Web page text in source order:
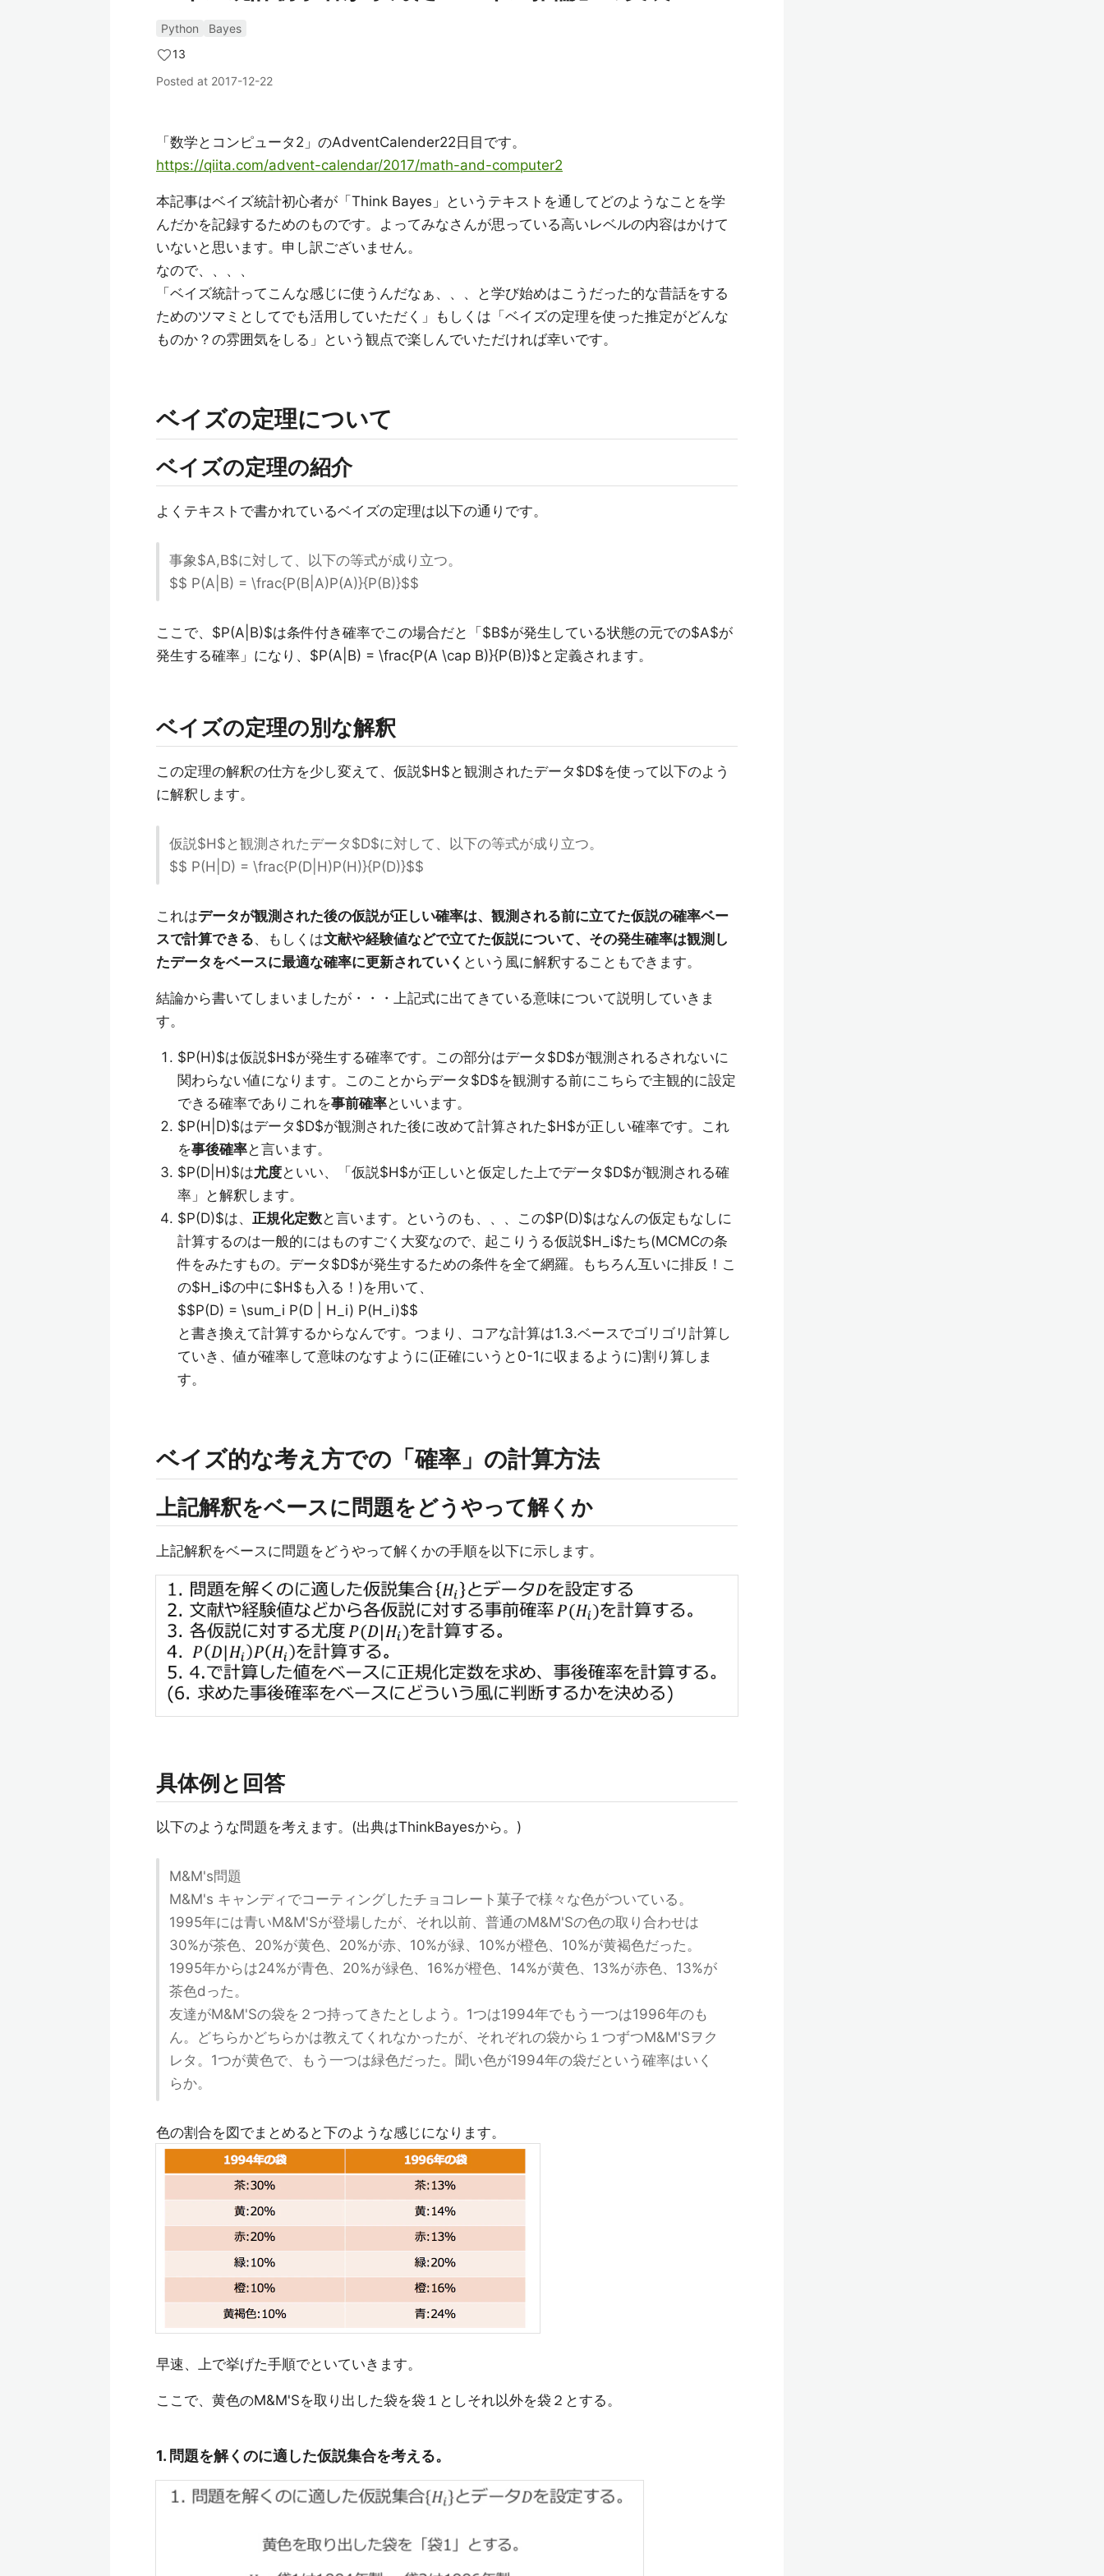
Python
Bayes
13
Posted at 2017-12-22
「数学とコンピュータ2」のAdventCalender22日目です。
https://qiita.com/advent-calendar/2017/math-and-computer2
本記事はベイズ統計初心者が「Think Bayes」というテキストを通してどのようなことを学
んだかを記録するためのものです。よってみなさんが思っている高いレベルの内容はかけて
いないと思います。申し訳ございません。
なので、、、、
「ベイズ統計ってこんな感じに使うんだなぁ、、、と学び始めはこうだった的な昔話をする
ためのツマミとしてでも活用していただく」もしくは「ベイズの定理を使った推定がどんな
ものか？の雰囲気をしる」という観点で楽しんでいただければ幸いです。
ベイズの定理について
ベイズの定理の紹介
よくテキストで書かれているベイズの定理は以下の通りです。
事象$A,B$に対して、以下の等式が成り立つ。
$$ P(A|B) = \frac{P(B|A)P(A)}{P(B)}$$
ここで、$P(A|B)$は条件付き確率でこの場合だと「$B$が発生している状態の元での$A$が
発生する確率」になり、$P(A|B) = \frac{P(A \cap B)}{P(B)}$と定義されます。
ベイズの定理の別な解釈
この定理の解釈の仕方を少し変えて、仮説$H$と観測されたデータ$D$を使って以下のよう
に解釈します。
仮説$H$と観測されたデータ$D$に対して、以下の等式が成り立つ。
$$ P(H|D) = \frac{P(D|H)P(H)}{P(D)}$$
これはデータが観測された後の仮説が正しい確率は、観測される前に立てた仮説の確率ベー
スで計算できる、もしくは文献や経験値などで立てた仮説について、その発生確率は観測し
たデータをベースに最適な確率に更新されていく という風に解釈することもできます。
結論から書いてしまいましたが・・・上記式に出てきている意味について説明していきま
す。
$P(H)$は仮説$H$が発生する確率です。この部分はデータ$D$が観測されるされないに
関わらない値になります。このことからデータ$D$を観測する前にこちらで主観的に設定
できる確率でありこれを事前確率といいます。
$P(H|D)$はデータ$D$が観測された後に改めて計算された$H$が正しい確率です。これ
を事後確率と言います。
$P(D|H)$は尤度といい、「仮説$H$が正しいと仮定した上でデータ$D$が観測される確
率」と解釈します。
$P(D)$は、 正規化定数と言います。というのも、、、この$P(D)$はなんの仮定もなしに
計算するのは一般的にはものすごく大変なので、起こりうる仮説$H_i$たち(MCMCの条
件をみたすもの。データ$D$が発生するための条件を全て網羅。もちろん互いに排反！こ
の$H_i$の中に$H$も入る！)を用いて、
$$P(D) = \sum_i P(D | H_i) P(H_i)$$
と書き換えて計算するからなんです。つまり、コアな計算は1.3.ベースでゴリゴリ計算し
ていき、値が確率して意味のなすように(正確にいうと0-1に収まるように)割り算しま
す。
ベイズ的な考え方での「確率」の計算方法
上記解釈をベースに問題をどうやって解くか
上記解釈をベースに問題をどうやって解くかの手順を以下に示します。
具体例と回答
以下のような問題を考えます。(出典はThinkBayesから。)
M&M's問題
M&M's キャンディでコーティングしたチョコレート菓子で様々な色がついている。
1995年には青いM&M'Sが登場したが、それ以前、普通のM&M'Sの色の取り合わせは
30%が茶色、20%が黄色、20%が赤、10%が緑、10%が橙色、10%が黄褐色だった。
1995年からは24%が青色、20%が緑色、16%が橙色、14%が黄色、13%が赤色、13%が
茶色dった。
友達がM&M'Sの袋を２つ持ってきたとしよう。1つは1994年でもう一つは1996年のも
ん。どちらかどちらかは教えてくれなかったが、それぞれの袋から１つずつM&M'Sヲク
レタ。1つが黄色で、もう一つは緑色だった。聞い色が1994年の袋だという確率はいく
らか。
色の割合を図でまとめると下のような感じになります。
早速、上で挙げた手順でといていきます。
ここで、黄色のM&M'Sを取り出した袋を袋１としそれ以外を袋２とする。
1. 問題を解くのに適した仮説集合を考える。